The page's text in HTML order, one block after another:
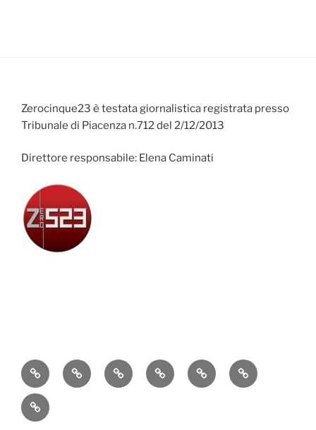
Zerocinque23 è testata giornalistica registrata presso
Tribunale di Piacenza n.712 del 2/12/2013
Direttore responsabile: Elena Caminati
AttualitàCronacaPolitica EconomiaCultura Sport
Contatti